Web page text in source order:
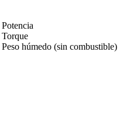
Potencia
Torque
Peso húmedo (sin combustible)